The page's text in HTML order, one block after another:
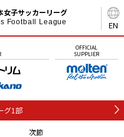
EN
女子サッカーリーグ
Football League
OFFICIAL
SUPPLIER
グ1部
次節